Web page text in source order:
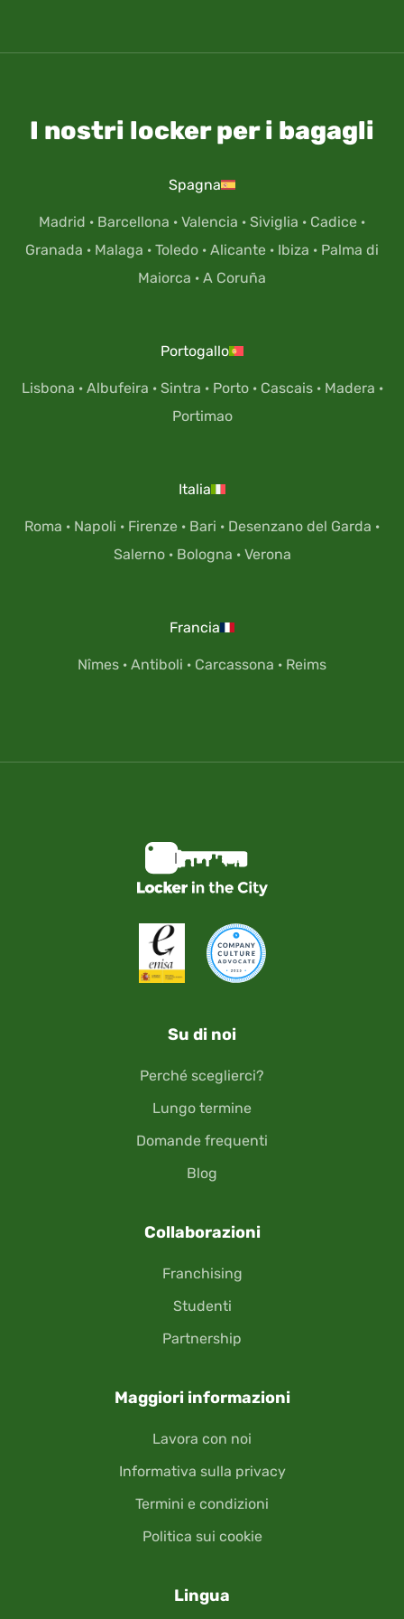
I nostri locker per i bagagli
Spagna
Madrid · Barcellona · Valencia · Siviglia · Cadice ·
Granada · Malaga · Toledo · Alicante · Ibiza · Palma di
Maiorca · A Coruña
Portogallo
Lisbona · Albufeira · Sintra · Porto· Cascais· Madera ·
Portimao
Italia
Roma · Napoli · Firenze · Bari · Desenzano del Garda ·
Salerno· Bologna · Verona
Francia
Nîmes · Antiboli · Carcassona · Reims
Su di noi
Perché sceglierci?
Lungo termine
Domande frequenti
Blog
Collaborazioni
Franchising
Studenti
Partnership
Maggiori informazioni
Lavora con noi
Informativa sulla privacy
Termini e condizioni
Politica sui cookie
Lingua